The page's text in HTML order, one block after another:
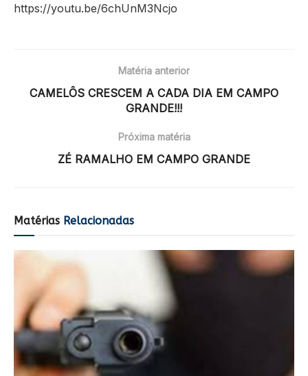
https://youtu.be/6chUnM3Ncjo
Matéria anterior
CAMELÔS CRESCEM A CADA DIA EM CAMPO
GRANDE!!!
Próxima matéria
ZÉ RAMALHO EM CAMPO GRANDE
Matérias Relacionadas